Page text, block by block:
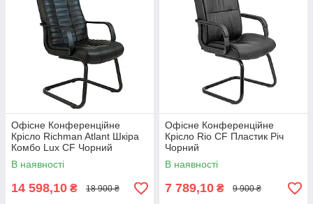
Офісне Конференційне
Крісло Richman Atlant Шкіра
Комбо Lux CF Чорний
В наявності
14 598,10 ₴ 18 900 ₴
Офісне Конференційне
Крісло Rio CF Пластик Річ
Чорний
В наявності
7 789,10 ₴ 9 900 ₴